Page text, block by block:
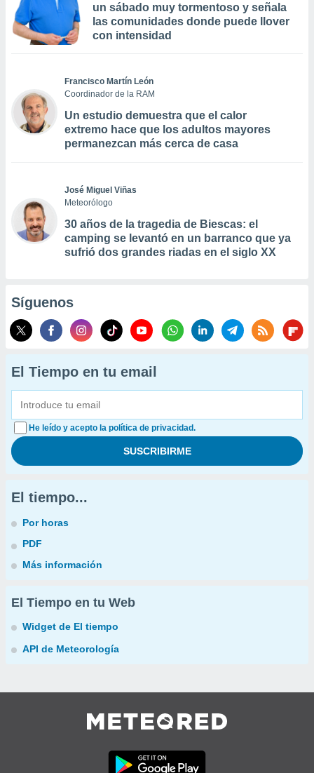
un sábado muy tormentoso y señala
las comunidades donde puede llover
con intensidad
Francisco Martín León
Coordinador de la RAM
Un estudio demuestra que el calor
extremo hace que los adultos mayores
permanezcan más cerca de casa
José Miguel Viñas
Meteorólogo
30 años de la tragedia de Biescas: el
camping se levantó en un barranco que ya
sufrió dos grandes riadas en el siglo XX
Síguenos
El Tiempo en tu email
He leído y acepto la política de privacidad.
El tiempo...
Por horas
PDF
Más información
El Tiempo en tu Web
Widget de El tiempo
API de Meteorología